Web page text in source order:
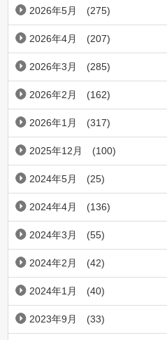
2026年5月 (275)
2026年4月 (207)
2026年3月 (285)
2026年2月 (162)
2026年1月 (317)
2025年12月 (100)
2024年5月 (25)
2024年4月 (136)
2024年3月 (55)
2024年2月 (42)
2024年1月 (40)
2023年9月 (33)